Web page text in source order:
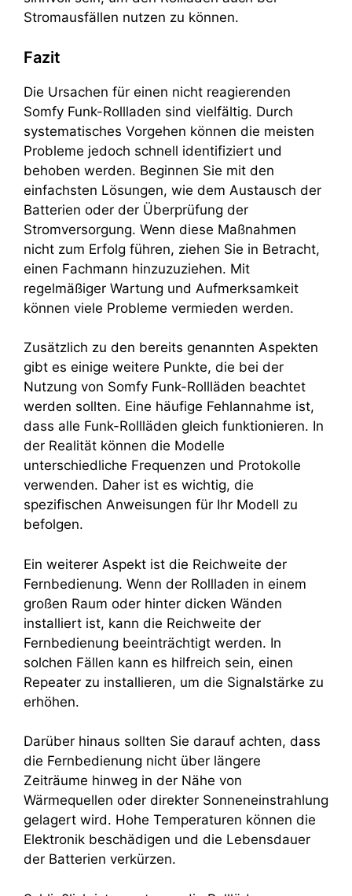
Stromausfällen nutzen zu können.
Fazit
Die Ursachen für einen nicht reagierenden
Somfy Funk-Rollladen sind vielfältig. Durch
systematisches Vorgehen können die meisten
Probleme jedoch schnell identifiziert und
behoben werden. Beginnen Sie mit den
einfachsten Lösungen, wie dem Austausch der
Batterien oder der Überprüfung der
Stromversorgung. Wenn diese Maßnahmen
nicht zum Erfolg führen, ziehen Sie in Betracht,
einen Fachmann hinzuzuziehen. Mit
regelmäßiger Wartung und Aufmerksamkeit
können viele Probleme vermieden werden.
Zusätzlich zu den bereits genannten Aspekten
gibt es einige weitere Punkte, die bei der
Nutzung von Somfy Funk-Rollläden beachtet
werden sollten. Eine häufige Fehlannahme ist,
dass alle Funk-Rollläden gleich funktionieren. In
der Realität können die Modelle
unterschiedliche Frequenzen und Protokolle
verwenden. Daher ist es wichtig, die
spezifischen Anweisungen für Ihr Modell zu
befolgen.
Ein weiterer Aspekt ist die Reichweite der
Fernbedienung. Wenn der Rollladen in einem
großen Raum oder hinter dicken Wänden
installiert ist, kann die Reichweite der
Fernbedienung beeinträchtigt werden. In
solchen Fällen kann es hilfreich sein, einen
Repeater zu installieren, um die Signalstärke zu
erhöhen.
Darüber hinaus sollten Sie darauf achten, dass
die Fernbedienung nicht über längere
Zeiträume hinweg in der Nähe von
Wärmequellen oder direkter Sonneneinstrahlung
gelagert wird. Hohe Temperaturen können die
Elektronik beschädigen und die Lebensdauer
der Batterien verkürzen.